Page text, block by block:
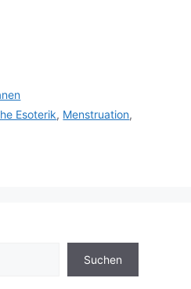
Esoterik, Menstruation,
Suchen